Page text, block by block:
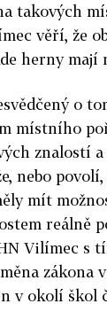
takových
věří, že
herny mají
o
místního
znalostí
nebo
mít
reálně
Vilímec s
zákona
v okolí škol